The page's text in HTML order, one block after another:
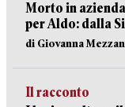
Morto in
per Aldo: dalla
di Giovanna
Il racconto